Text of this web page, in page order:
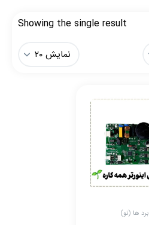
Showing the single result
برد ها (نو)